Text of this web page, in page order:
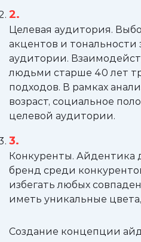
Целевая аудитория.
акцентов и тональности
аудитории.
людьми старше 40 лет
подходов. В рамках
возраст, социальное
целевой аудитории.
Конкуренты. Айдентика
бренд среди
избегать любых
иметь уникальные
Создание концепции